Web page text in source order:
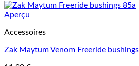
Aperçu
Accessoires
Zak Maytum Venom Freeride